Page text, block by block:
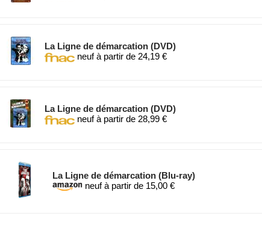
La Ligne de démarcation (DVD)
neuf à partir de 24,19 €
La Ligne de démarcation (DVD)
neuf à partir de 28,99 €
La Ligne de démarcation (Blu-ray)
neuf à partir de 15,00 €